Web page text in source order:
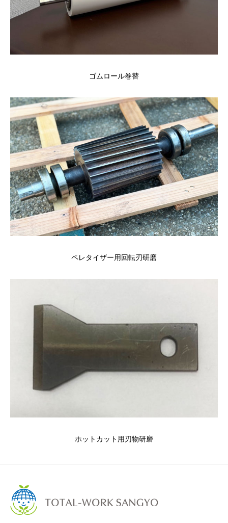
ゴムロール巻替
ペレタイザー用回転刃研磨
ホットカット用刃物研磨